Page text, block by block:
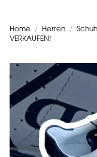
Home / Herren /
VERKAUFEN!